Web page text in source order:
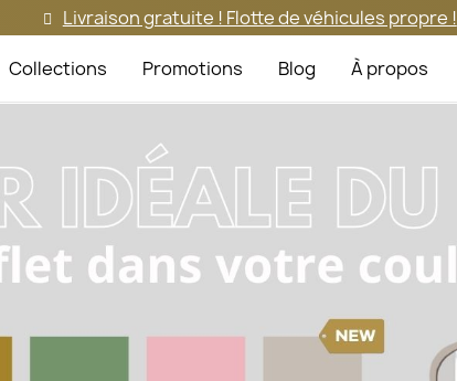
Livraison gratuite ! Flotte de véhicules propre !
Collections Promotions Blog À propos